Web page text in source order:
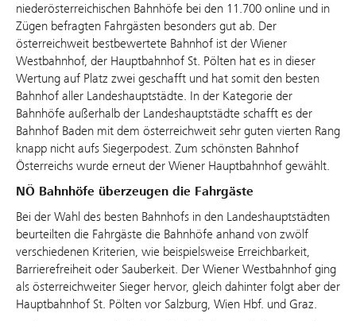
niederösterreichischen Bahnhöfe bei den 11.700 online und in
Zügen befragten Fahrgästen besonders gut ab. Der
österreichweit bestbewertete Bahnhof ist der Wiener
Westbahnhof, der Hauptbahnhof St. Pölten hat es in dieser
Wertung auf Platz zwei geschafft und hat somit den besten
Bahnhof aller Landeshauptstädte. In der Kategorie der
Bahnhöfe außerhalb der Landeshauptstädte schafft es der
Bahnhof Baden mit dem österreichweit sehr guten vierten Rang
knapp nicht aufs Siegerpodest. Zum schönsten Bahnhof
Österreichs wurde erneut der Wiener Hauptbahnhof gewählt.
NÖ Bahnhöfe überzeugen die Fahrgäste
Bei der Wahl des besten Bahnhofs in den Landeshauptstädten
beurteilten die Fahrgäste die Bahnhöfe anhand von zwölf
verschiedenen Kriterien, wie beispielsweise Erreichbarkeit,
Barrierefreiheit oder Sauberkeit. Der Wiener Westbahnhof ging
als österreichweiter Sieger hervor, gleich dahinter folgt aber der
Hauptbahnhof St. Pölten vor Salzburg, Wien Hbf. und Graz.